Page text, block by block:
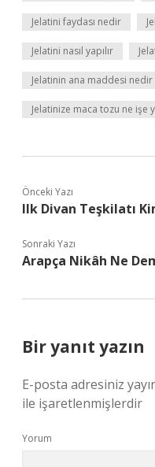
Jelatini faydası nedir
Jelatini nasıl yapılır
Jelatinin ana maddesi nedir
Jelatinize maca tozu ne işe
Önceki Yazı
Ilk Divan Teşkilatı
Sonraki Yazı
Arapça Nikâh Ne
Bir yanıt yazın
E-posta adresiniz
ile işaretlenmişlerdir
Yorum